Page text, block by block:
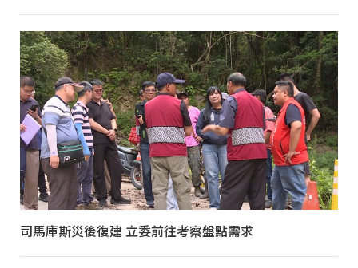
司馬庫斯災後復建 立委前往考察盤點需求